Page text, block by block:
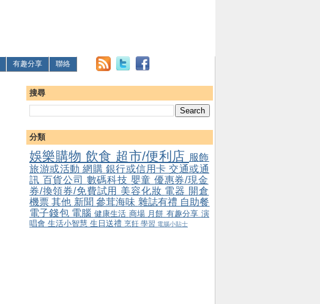
有趣分享 聯絡
搜尋
分類
娛樂購物 飲食 超市/便利店 服飾
旅游或活動 網購 銀行或信用卡 交通或通
訊 百貨公司 數碼科技 嬰童 優惠券/現金
券/換領券/免費試用 美容化妝 電器 開倉
機票其他 新聞參茸海味 雜誌有禮 自助餐
電子錢包 電腦 健康生活 商場 月餅 有趣分享 演
唱會 生活小智慧 生日送禮 烹飪 學習 電腦小貼士